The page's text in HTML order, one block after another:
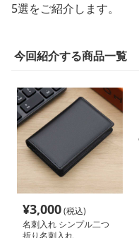
5選をご紹介します。
今回紹介する商品一覧
¥3,000(税込)
名刺入れ シンプル二つ
折り名刺入れ